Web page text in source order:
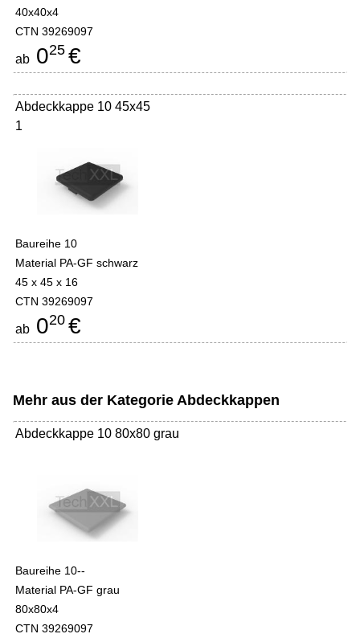
40x40x4
CTN 39269097
ab 025 €
Abdeckkappe 10 45x45
1
Baureihe 10
Material PA-GF schwarz
45 x 45 x 16
CTN 39269097
ab 020 €
Mehr aus der Kategorie Abdeckkappen
Abdeckkappe 10 80x80 grau
Baureihe 10--
Material PA-GF grau
80x80x4
CTN 39269097